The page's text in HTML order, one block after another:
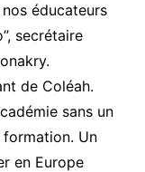
éducateurs
secrétaire
de Coléah.
sans un
formation. Un
en Europe